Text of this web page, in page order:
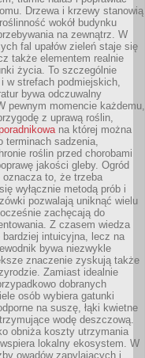
Drzewa i krzewy stanowią
wokół budynku
na zewnątrz. W
fal upałów zieleń staje się
także elementem realnie
życia. To szczególnie
w strefach podmiejskich,
bywa odczuwalny
pewnym momencie każdemu,
z uprawą roślin,
na której można
terminach sadzenia,
roślin przed chorobami
jakości gleby. Ogród
to, że trzeba
wyłącznie metodą prób i
pozwalają uniknąć wielu
zachęcają do
Z czasem wiedza
intuicyjna, lecz na
bywa niezwykle
znaczenie zyskują także
Zamiast idealnie
dobranych
osób wybiera gatunki
na suszę, łąki kwietne
wodę deszczową.
obniża koszty utrzymania
lokalny ekosystem. W
owadów zapylających i